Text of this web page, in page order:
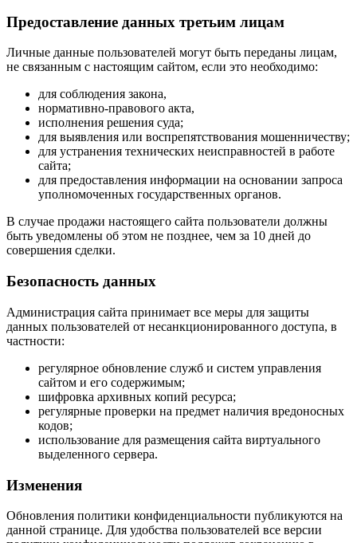
Предоставление данных третьим лицам
Личные данные пользователей могут быть переданы лицам,
не связанным с настоящим сайтом, если это необходимо:
для соблюдения закона,
нормативно-правового акта,
исполнения решения суда;
для выявления или воспрепятствования мошенничеству;
для устранения технических неисправностей в работе
сайта;
для предоставления информации на основании запроса
уполномоченных государственных органов.
В случае продажи настоящего сайта пользователи должны
быть уведомлены об этом не позднее, чем за 10 дней до
совершения сделки.
Безопасность данных
Администрация сайта принимает все меры для защиты
данных пользователей от несанкционированного доступа, в
частности:
регулярное обновление служб и систем управления
сайтом и его содержимым;
шифровка архивных копий ресурса;
регулярные проверки на предмет наличия вредоносных
кодов;
использование для размещения сайта виртуального
выделенного сервера.
Изменения
Обновления политики конфиденциальности публикуются на
данной странице. Для удобства пользователей все версии